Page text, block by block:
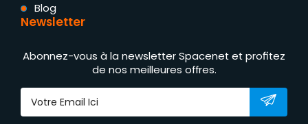
Blog
Newsletter
Abonnez-vous à la newsletter Spacenet et profitez
de nos meilleures offres.